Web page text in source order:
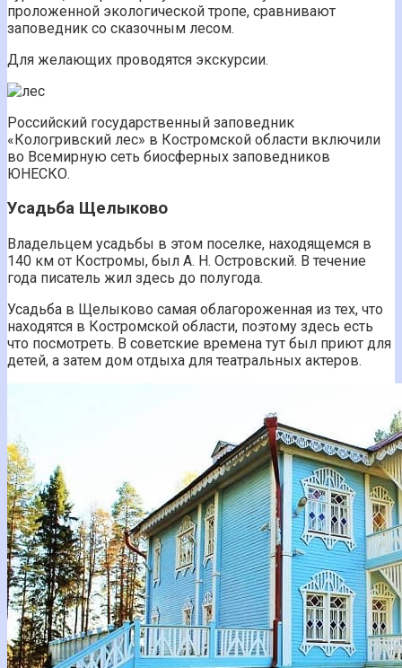
проложенной экологической тропе, сравнивают
заповедник со сказочным лесом.
Для желающих проводятся экскурсии.
Российский государственный заповедник
«Кологривский лес» в Костромской области включили
во Всемирную сеть биосферных заповедников
ЮНЕСКО.
Усадьба Щелыково
Владельцем усадьбы в этом поселке, находящемся в
140 км от Костромы, был А. Н. Островский. В течение
года писатель жил здесь до полугода.
Усадьба в Щелыково самая облагороженная из тех, что
находятся в Костромской области, поэтому здесь есть
что посмотреть. В советские времена тут был приют для
детей, а затем дом отдыха для театральных актеров.